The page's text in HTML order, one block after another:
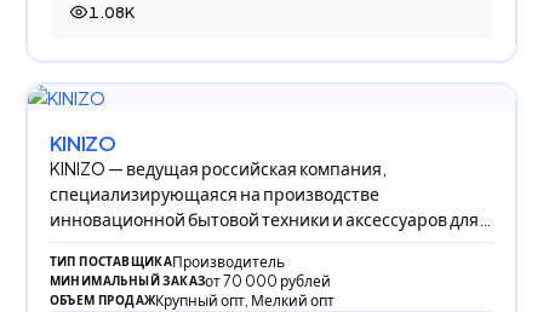
1.08K
1 077 просмотров
KINIZO
KINIZO — ведущая российская компания,
специализирующаяся на производстве
инновационной бытовой техники и аксессуаров для
комфортной жизни.
ТИП ПОСТАВЩИКАПроизводитель
МИНИМАЛЬНЫЙ ЗАКАЗот 70 000 рублей
ОБЪЕМ ПРОДАЖКрупный опт, Мелкий опт